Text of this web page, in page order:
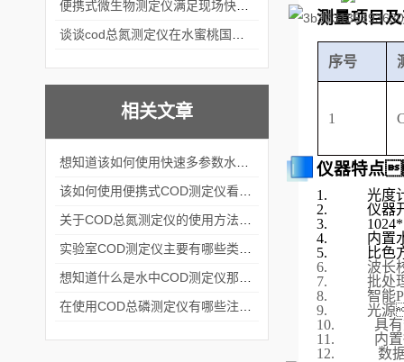
相关文章
测量项目
序号
1
仪器特点
1.
光度
2.
仪器
3.
4.
内置
5.
比色
6.
波
7.
批处
8.
智能
9.
光源
10.
具
11.
内
12.
数